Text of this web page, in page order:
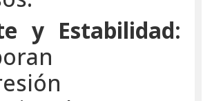
y Estabilidad: